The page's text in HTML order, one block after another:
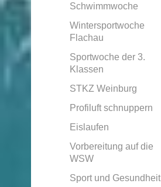
Schwimmwoche
Wintersportwoche
Flachau
Sportwoche der 3.
Klassen
STKZ Weinburg
Profiluft schnuppern
Eislaufen
Vorbereitung auf die
WSW
Sport und Gesundheit